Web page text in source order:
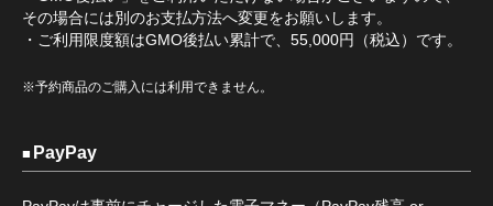
その場合には別のお支払方法へ変更をお願いします。
・ご利用限度額はGMO後払い累計で、55,000円（税込）です。
※予約商品のご購入には利用できません。
PayPay